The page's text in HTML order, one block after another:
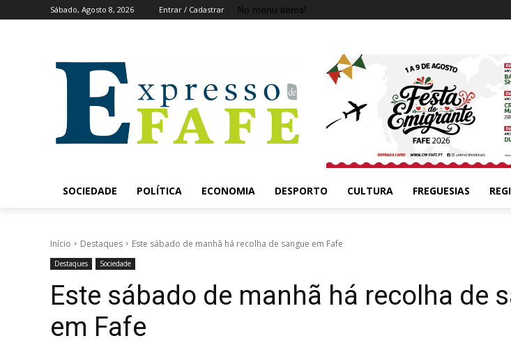
Sábado, Agosto 8, 2026 Entrar / Cadastrar No menu items!
SOCIEDADE POLÍTICA ECONOMIA DESPORTO CULTURA FREGUESIAS
Início Destaques Este sábado de manhã há recolha de sangue em Fafe
Destaques Sociedade
Este sábado de manhã há recolha de
em Fafe